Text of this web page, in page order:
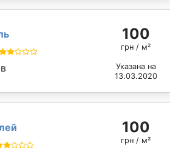
100
грн / м²
Указана на
13.03.2020
100
грн / м²